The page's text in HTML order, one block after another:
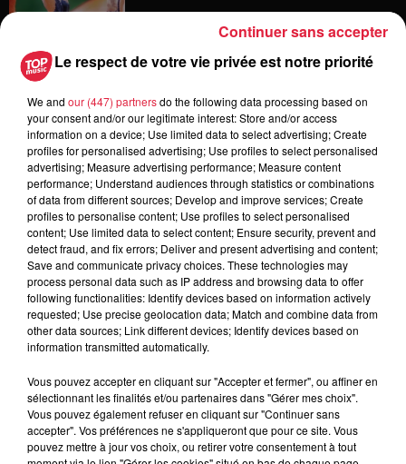
12h23
pape à Metz en septembre
5 août 2026
Europa-Park : des précisons sur
l’après Euro-Mir
Dans la même série
Reproland
Reproland
Le respect de votre vie privée est notre priorité
We and our (447) partnersdo the following data processing based on
your consent and/or our legitimate interest: Store and/or access
information on a device; Use limited data to select advertising; Create
profiles for personalised advertising; Use profiles to select personalised
advertising; Measure advertising performance; Measure content
performance; Understand audiences through statistics or combinations
of data from different sources; Develop and improve services; Create
profiles to personalise content; Use profiles to select personalised
content; Use limited data to select content; Ensure security, prevent and
detect fraud, and fix errors; Deliver and present advertising and content;
Save and communicate privacy choices. These technologies may
process personal data such as IP address and browsing data to offer
following functionalities: Identify devices based on information actively
requested; Use precise geolocation data; Match and combine data from
other data sources; Link different devices; Identify devices based on
information transmitted automatically.
Vous pouvez accepter en cliquant sur "Accepter et fermer", ou affiner en
sélectionnant les finalités et/ou partenaires dans "Gérer mes choix".
Vous pouvez également refuser en cliquant sur "Continuer sans
accepter". Vos préférences ne s'appliqueront que pour ce site. Vous
pouvez mettre à jour vos choix, ou retirer votre consentement à tout
Continuer sans accepter